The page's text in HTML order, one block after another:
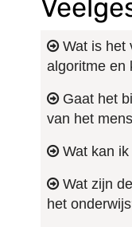
Wat is het
algoritme en
Gaat het
van het
Wat kan ik
Wat zijn
het